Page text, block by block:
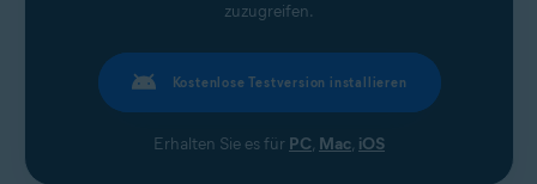
zuzugreifen.
Kostenlose Testversion installieren
Erhalten Sie es für PC, Mac, iOS